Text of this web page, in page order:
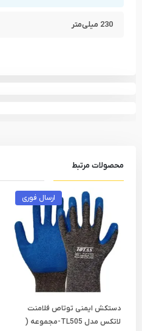
230 میلی‌متر
محصولات مرتبط
ارسال فوری
دستکش ایمنی توتاص فلامنت
لاتکس مدل TL505-مجموعه (